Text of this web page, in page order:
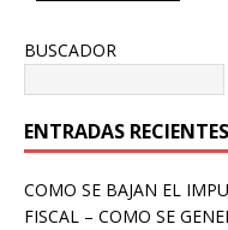
BUSCADOR
ENTRADAS RECIENTES
COMO SE BAJAN EL
FISCAL – COMO SE